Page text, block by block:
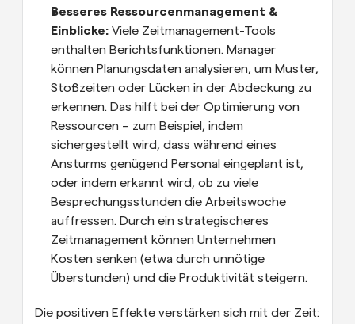
Besseres Ressourcenmanagement &
Einblicke: Viele Zeitmanagement-Tools
enthalten Berichtsfunktionen. Manager
können Planungsdaten analysieren, um Muster,
Stoßzeiten oder Lücken in der Abdeckung zu
erkennen. Das hilft bei der Optimierung von
Ressourcen – zum Beispiel, indem
sichergestellt wird, dass während eines
Ansturms genügend Personal eingeplant ist,
oder indem erkannt wird, ob zu viele
Besprechungsstunden die Arbeitswoche
auffressen. Durch ein strategischeres
Zeitmanagement können Unternehmen
Kosten senken (etwa durch unnötige
Überstunden) und die Produktivität steigern.
Die positiven Effekte verstärken sich mit der Zeit: